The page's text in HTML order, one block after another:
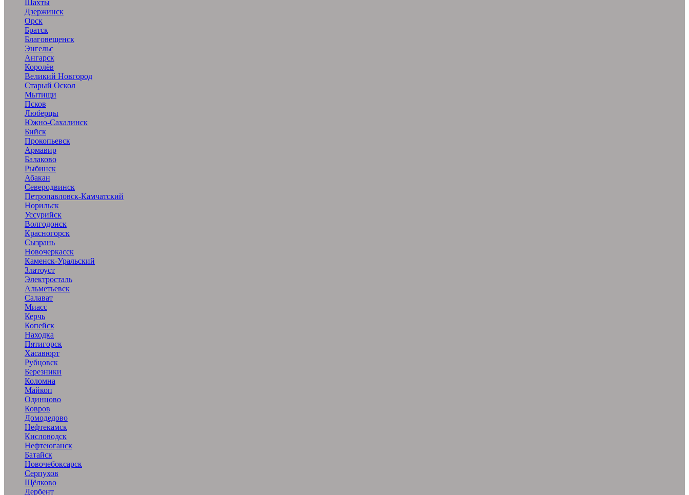
Шахты
Дзержинск
Орск
Братск
Благовещенск
Энгельс
Ангарск
Королёв
Великий Новгород
Старый Оскол
Мытищи
Псков
Люберцы
Южно-Сахалинск
Бийск
Прокопьевск
Армавир
Балаково
Рыбинск
Абакан
Северодвинск
Петропавловск-Камчатский
Норильск
Уссурийск
Волгодонск
Красногорск
Сызрань
Новочеркасск
Каменск-Уральский
Златоуст
Электросталь
Альметьевск
Салават
Миасс
Керчь
Копейск
Находка
Пятигорск
Хасавюрт
Рубцовск
Березники
Коломна
Майкоп
Одинцово
Ковров
Домодедово
Нефтекамск
Кисловодск
Нефтеюганск
Батайск
Новочебоксарск
Серпухов
Щёлково
Дербент